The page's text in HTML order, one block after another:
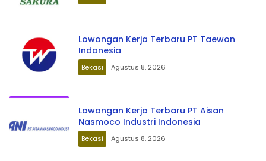
Lowongan Kerja Terbaru PT Taewon
Indonesia
Bekasi Agustus 8, 2026
Lowongan Kerja Terbaru PT Aisan
Nasmoco Industri Indonesia
Bekasi Agustus 8, 2026